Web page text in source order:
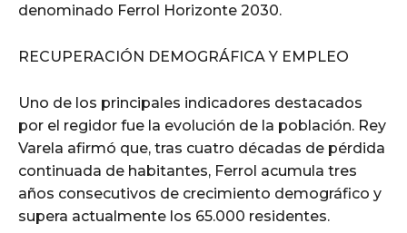
denominado Ferrol Horizonte 2030.
RECUPERACIÓN DEMOGRÁFICA Y EMPLEO
Uno de los principales indicadores destacados
por el regidor fue la evolución de la población. Rey
Varela afirmó que, tras cuatro décadas de pérdida
continuada de habitantes, Ferrol acumula tres
años consecutivos de crecimiento demográfico y
supera actualmente los 65.000 residentes.